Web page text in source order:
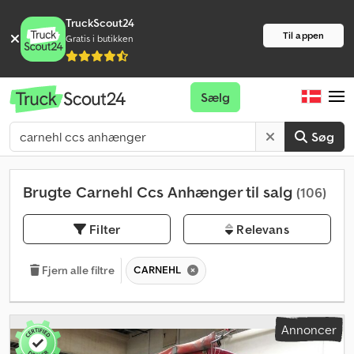
TruckScout24
Gratis i butikken Til appen
Søg
Sælg
Brugte Carnehl Ccs Anhænger til salg (106)
Filter Relevans
Fjern alle filtre CARNEHL
Annoncer